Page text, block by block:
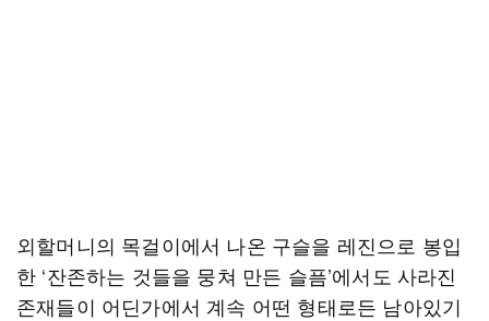
외할머니의 목걸이에서 나온 구슬을 레진으로 봉입
한 ‘잔존하는 것들을 뭉쳐 만든 슬픔’에서도 사라진
존재들이 어딘가에서 계속 어떤 형태로든 남아있기